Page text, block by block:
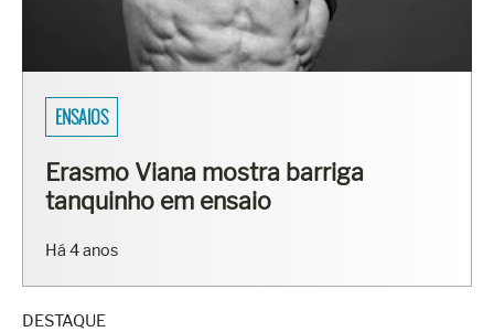
ENSAIOS
Erasmo Viana mostra barriga
tanquinho em ensaio
Há 4 anos
DESTAQUE